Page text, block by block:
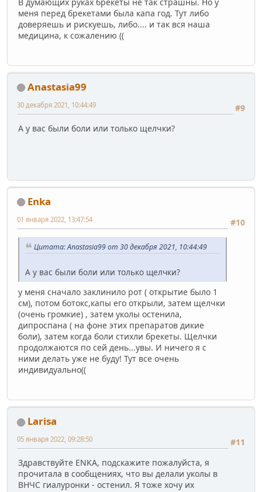
меня перед брекетами была капа год. Тут либо
доверяешь и рискуешь, либо.... и так вся наша
медицина, к сожалению ((
Anastasia99
#9
30 декабря 2021, 10:44:49
А у вас были боли или только щелчки?
Enka
#10
01 января 2022, 13:47:54
Цитата: Anastasia99 от 30 декабря 2021, 10:44:49
А у вас были боли или только щелчки?
у меня сначало заклинило рот ( открытие было 1
см), потом ботокс,капы его открыли, затем щелчки
(очень громкие) , затем уколы остенила,
дипроспана ( на фоне этих препаратов дикие
боли), затем когда боли стихли брекеты. Щелчки
продолжаются по сей день...увы. И ничего я с
ними делать уже не буду! Тут все очень
индивидуально((
Larisa
#11
05 января 2022, 09:28:50
Здравствуйте ENKA, подскажите пожалуйста, я
прочитала в сообщениях, что вы делали уколы в
ВНЧС гиалуронки - остенил. Я тоже хочу их